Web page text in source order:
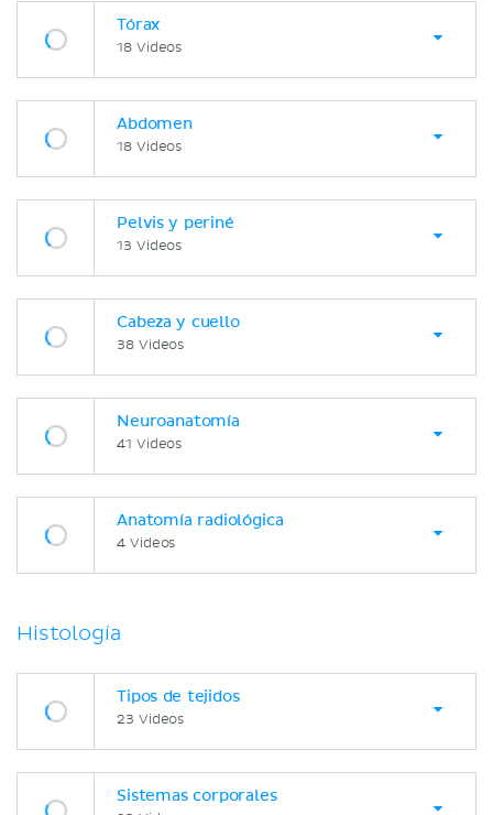
Tórax
18 Videos
Abdomen
18 Videos
Pelvis y periné
13 Videos
Cabeza y cuello
38 Videos
Neuroanatomía
41 Videos
Anatomía radiológica
4 Videos
Histología
Tipos de tejidos
23 Videos
Sistemas corporales